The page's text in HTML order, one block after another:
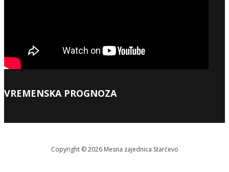
VREMENSKA PROGNOZA
Copyright © 2026 Меsna zajednica Starčevo